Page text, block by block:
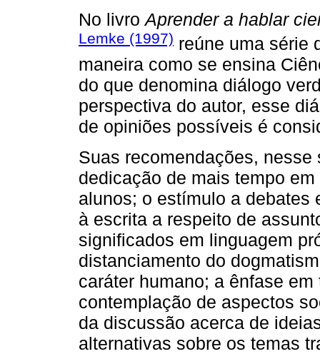
No livroAprender a hablar
Lemke (1997) reúne uma série
maneira como se ensina
do que denomina diálogo
perspectiva do autor, esse
de opiniões possíveis é
Suas recomendações,
dedicação de mais tempo
alunos; o estímulo a debates
à escrita a respeito de
significados em linguagem
distanciamento do
caráter humano; a ênfase
contemplação de aspectos
da discussão acerca de
alternativas sobre os temas